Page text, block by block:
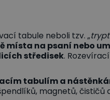
tabule neboli tzv. „
místa na psaní nebo
středisek.
tabulím a
magnetů, čističů